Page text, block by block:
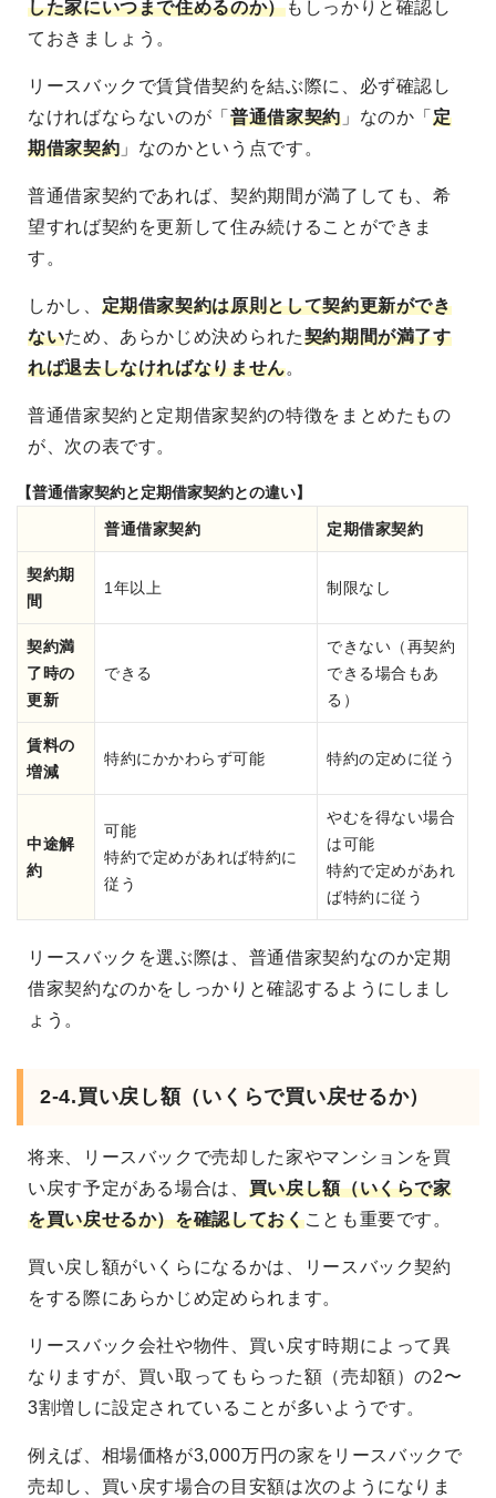
した家にいつまで住めるのか）もしっかりと確認し
ておきましょう。
リースバックで賃貸借契約を結ぶ際に、必ず確認し
なければならないのが「普通借家契約」なのか「定
期借家契約 」なのかという点です。
普通借家契約であれば、契約期間が満了しても、希
望すれば契約を更新して住み続けることができま
す。
しかし、 定期借家契約は原則として契約更新ができ
ないため、あらかじめ決められた契約期間が満了す
れば退去しなければなりません。
普通借家契約と定期借家契約の特徴をまとめたもの
が、次の表です。
【普通借家契約と定期借家契約との違い】
普通借家契約 定期借家契約
契約期
間
1年以上 制限なし
契約満
了時の
更新
できる
できない（再契約
できる場合もあ
る）
賃料の
増減
特約にかかわらず可能 特約の定めに従う
中途解
約
可能
特約で定めがあれば特約に
従う
やむを得ない場合
は可能
特約で定めがあれ
ば特約に従う
リースバックを選ぶ際は、普通借家契約なのか定期
借家契約なのかをしっかりと確認するようにしまし
ょう。
2-4.買い戻し額（いくらで買い戻せるか）
将来、リースバックで売却した家やマンションを買
い戻す予定がある場合は、 買い戻し額（いくらで家
を買い戻せるか）を確認しておくことも重要です。
買い戻し額がいくらになるかは、リースバック契約
をする際にあらかじめ定められます。
リースバック会社や物件、買い戻す時期によって異
なりますが、買い取ってもらった額（売却額）の2〜
3割増しに設定されていることが多いようです。
例えば、相場価格が3,000万円の家をリースバックで
売却し、買い戻す場合の目安額は次のようになりま